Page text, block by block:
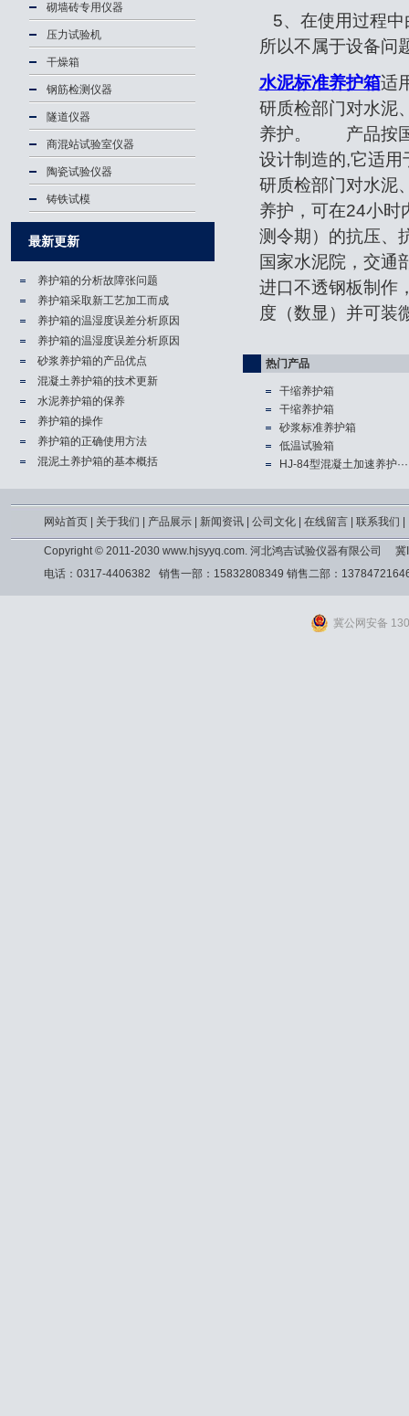
砌墙砖专用仪器
压力试验机
干燥箱
钢筋检测仪器
隧道仪器
商混站试验室仪器
陶瓷试验仪器
铸铁试模
最新更新
养护箱的分析故障张问题
养护箱​采取新工艺加工而成
养护箱的温湿度误差分析原因
养护箱的温湿度误差分析原因
砂浆养护箱的产品优点
混凝土养护箱的技术更新
水泥养护箱的保养
养护箱的操作
养护箱的正确使用方法
混泥土养护箱的基本概括
5、在使用过程中
所以不属于设备问
水泥标准养护箱适
研质检部门对水泥
养护。 产品按国
设计制造的,它适
研质检部门对水泥
养护，可在24小时
测令期）的抗压、
国家水泥院，交通
进口不透钢板制作
度（数显）并可装
热门产品
干缩养护箱
干缩养护箱
砂浆标准养护箱
低温试验箱
HJ-84型混凝土加速养护···
网站首页| 关于我们 产品展示| 新闻资讯| 公司文化| 在线留言| 联系我们
Copyright © 2011-2030 www.hjsyyq.com. 河北鸿吉试验仪器有限公司
冀
电话：0317-4406382 销售一部：15832808349 销售二部：
冀公网安备